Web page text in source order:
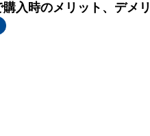
入時のメリット、デメ